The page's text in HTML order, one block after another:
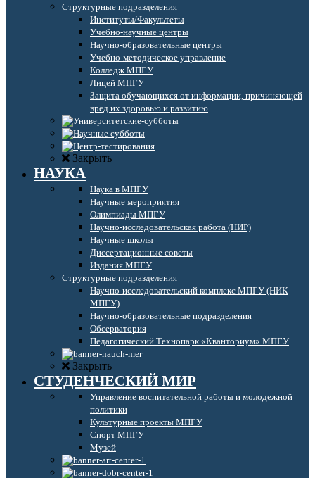
Структурные подразделения
Институты/Факультеты
Учебно-научные центры
Научно-образовательные центры
Учебно-методическое управление
Колледж МПГУ
Лицей МПГУ
Защита обучающихся от информации, причиняющей
вред их здоровью и развитию
Закрыть
НАУКА
Наука в МПГУ
Научные мероприятия
Олимпиады МПГУ
Научно-исследовательская работа (НИР)
Научные школы
Диссертационные советы
Издания МПГУ
Структурные подразделения
Научно-исследовательский комплекс МПГУ (НИК
МПГУ)
Научно-образовательные подразделения
Обсерватория
Педагогический Технопарк «Кванториум» МПГУ
Закрыть
СТУДЕНЧЕСКИЙ МИР
Управление воспитательной работы и молодежной
политики
Культурные проекты МПГУ
Спорт МПГУ
Музей